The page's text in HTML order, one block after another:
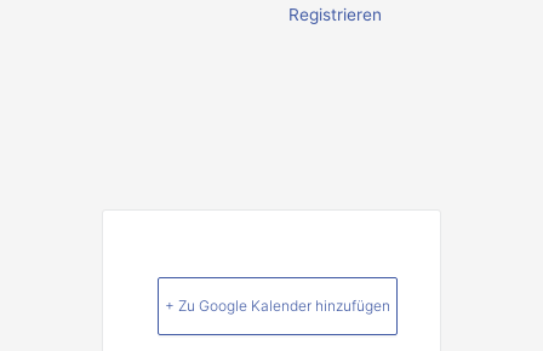
Registrieren
+ Zu Google Kalender hinzufügen